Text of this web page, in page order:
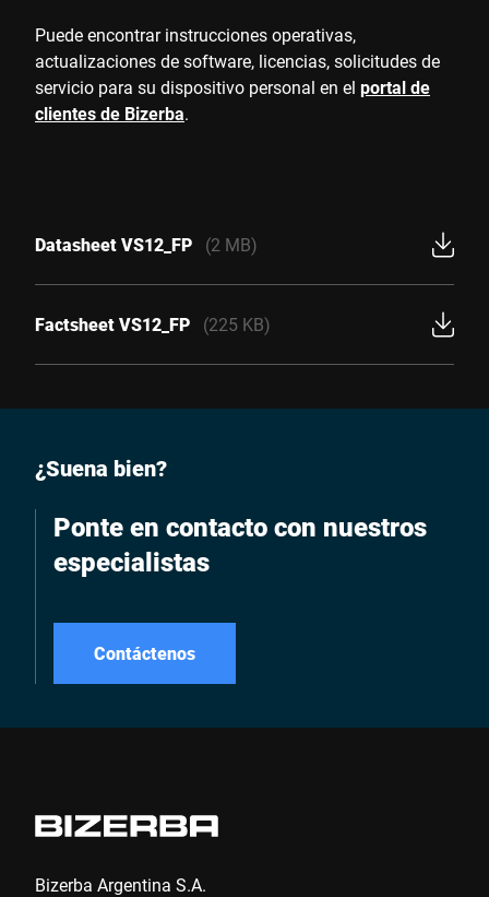
Puede encontrar instrucciones operativas,
actualizaciones de software, licencias, solicitudes de
servicio para su dispositivo personal en el portal de
clientes de Bizerba.
Datasheet VS12_FP (2 MB)
Factsheet VS12_FP (225 KB)
¿Suena bien?
Ponte en contacto con nuestros
especialistas
Contáctenos
Bizerba Argentina S.A.